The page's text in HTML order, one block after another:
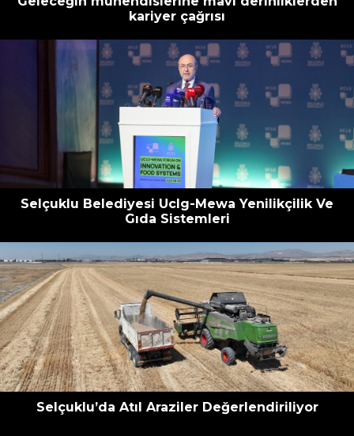
kariyer çağrısı
Selçuklu Belediyesi Uclg-Mewa Yenilikçilik Ve
Gıda Sistemleri
Selçuklu’da Atıl Araziler Değerlendiriliyor